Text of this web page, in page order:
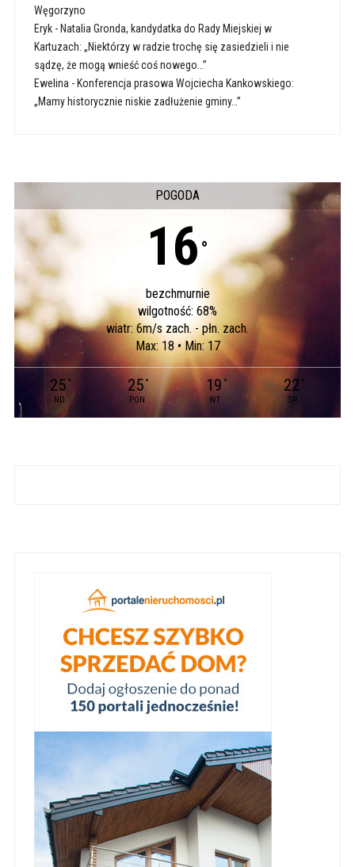
Węgorzyno
Eryk- Natalia Gronda, kandydatka do Rady Miejskiej w
Kartuzach: „Niektórzy w radzie trochę się zasiedzieli i nie
sądzę, że mogą wnieść coś nowego…”
Ewelina- Konferencja prasowa Wojciecha Kankowskiego:
„Mamy historycznie niskie zadłużenie gminy…”
POGODA
16 °
bezchmurnie
wilgotność: 68%
wiatr: 6m/s zach. - płn. zach.
Max: 18 • Min: 17
25 °
ND
25°
PON
19 °
WT
22 °
ŚR